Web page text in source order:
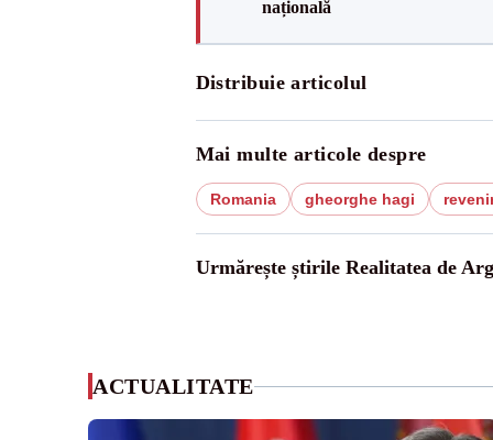
națională
Distribuie articolul
Mai multe articole despre
Romania gheorghe hagi
Urmărește știrile Realitatea de
ACTUALITATE